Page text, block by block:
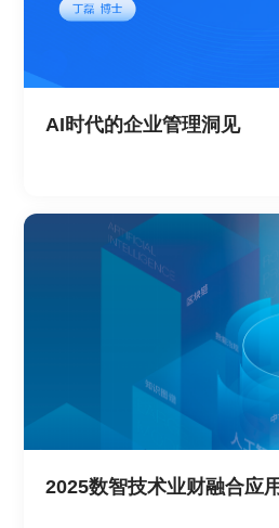
AI时代的企业管理洞见
2025数智技术业财融合应